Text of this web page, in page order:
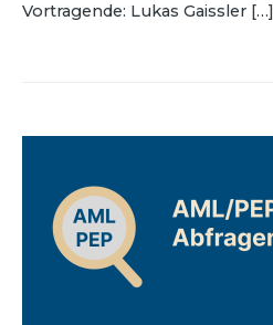
Vortragende: Lukas Gaissler […]